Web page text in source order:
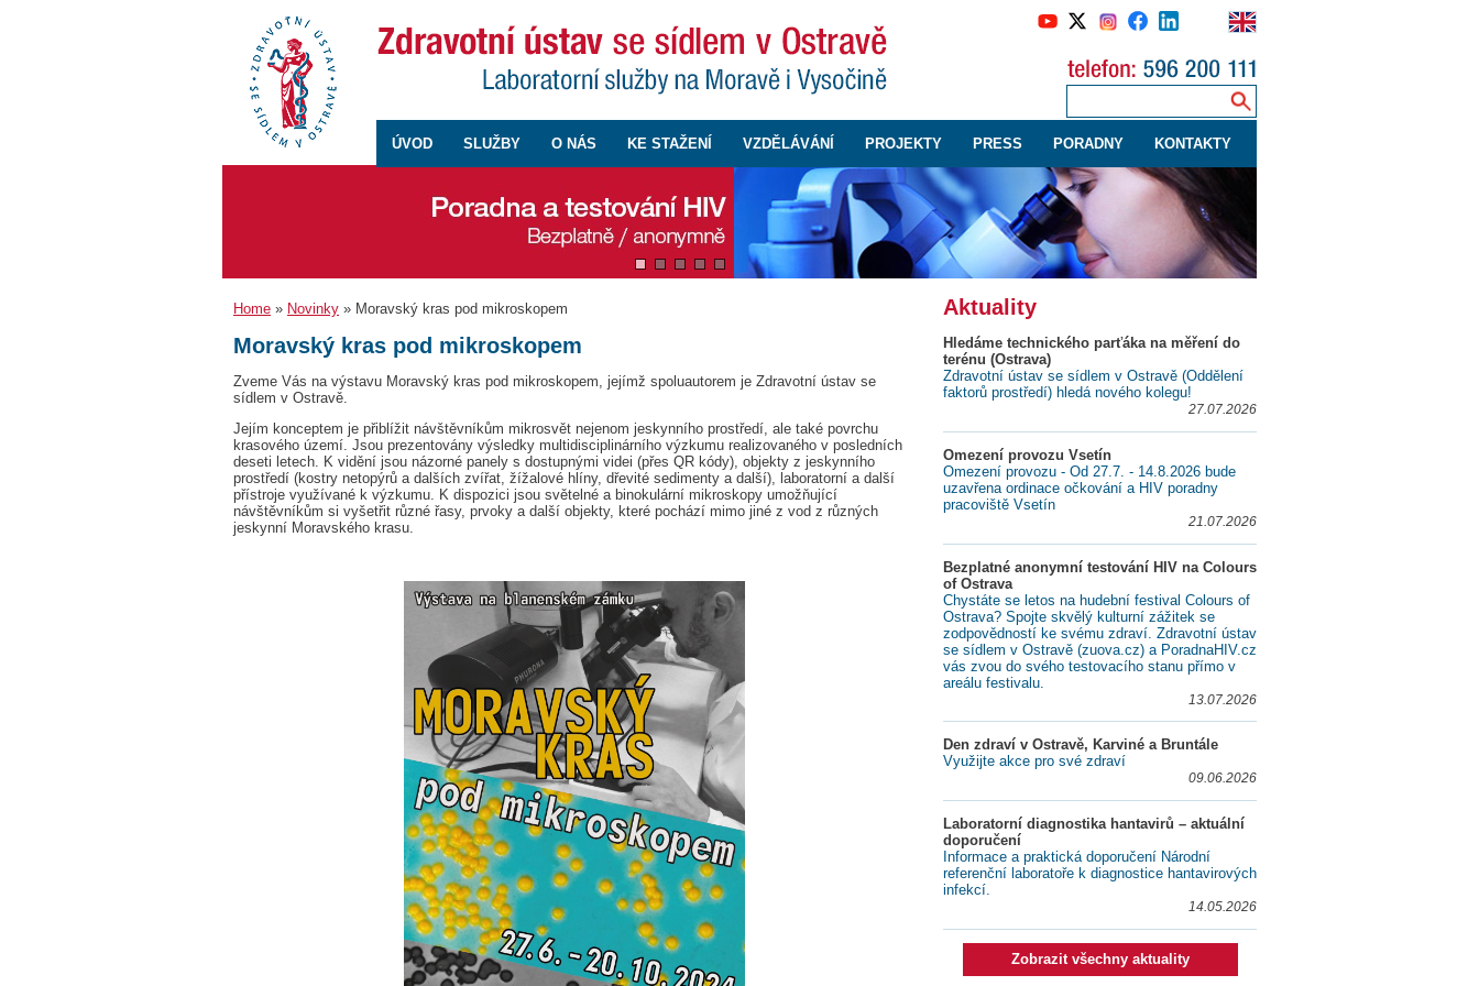
ÚVOD SLUŽBY O NÁS KE STAŽENÍ VZDĚLÁVÁNÍ PROJEKTY PRESS PORADNY KONTAKTY
Home » Novinky » Moravský kras pod mikroskopem
Moravský kras pod mikroskopem
Zveme Vás na výstavu Moravský kras pod mikroskopem, jejímž spoluautorem je Zdravotní ústav se
sídlem v Ostravě.
Jejím konceptem je přiblížit návštěvníkům mikrosvět nejenom jeskynního prostředí, ale také povrchu
krasového území. Jsou prezentovány výsledky multidisciplinárního výzkumu realizovaného v posledních
deseti letech. K vidění jsou názorné panely s dostupnými videi (přes QR kódy), objekty z jeskynního
prostředí (kostry netopýrů a dalších zvířat, žížalové hlíny, dřevité sedimenty a další), laboratorní a další
přístroje využívané k výzkumu. K dispozici jsou světelné a binokulární mikroskopy umožňující
návštěvníkům si vyšetřit různé řasy, prvoky a další objekty, které pochází mimo jiné z vod z různých
jeskynní Moravského krasu.
Aktuality
Hledáme technického parťáka na měření do
terénu (Ostrava)
Zdravotní ústav se sídlem v Ostravě (Oddělení
faktorů prostředí) hledá nového kolegu!
27.07.2026
Omezení provozu Vsetín
Omezení provozu - Od 27.7. - 14.8.2026 bude
uzavřena ordinace očkování a HIV poradny
pracoviště Vsetín
21.07.2026
Bezplatné anonymní testování HIV na Colours
of Ostrava
Chystáte se letos na hudební festival Colours of
Ostrava? Spojte skvělý kulturní zážitek se
zodpovědností ke svému zdraví. Zdravotní ústav
se sídlem v Ostravě (zuova.cz) a PoradnaHIV.cz
vás zvou do svého testovacího stanu přímo v
areálu festivalu.
13.07.2026
Den zdraví v Ostravě, Karviné a Bruntále
Využijte akce pro své zdraví
09.06.2026
Laboratorní diagnostika hantavirů – aktuální
doporučení
Informace a praktická doporučení Národní
referenční laboratoře k diagnostice hantavirových
infekcí.
14.05.2026
Zobrazit všechny aktuality